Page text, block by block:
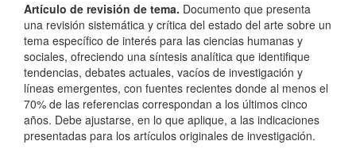
Artículo de revisión de tema. Documento que presenta
una revisión sistemática y crítica del estado del arte sobre un
tema específico de interés para las ciencias humanas y
sociales, ofreciendo una síntesis analítica que identifique
tendencias, debates actuales, vacíos de investigación y
líneas emergentes, con fuentes recientes donde al menos el
70% de las referencias correspondan a los últimos cinco
años. Debe ajustarse, en lo que aplique, a las indicaciones
presentadas para los artículos originales de investigación.